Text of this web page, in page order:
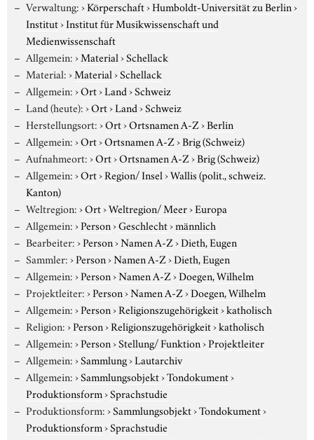
Verwaltung:›Körperschaft›Humboldt-Universität zu Berlin›
Institut›Institut für Musikwissenschaft und
Medienwissenschaft
Allgemein:›Material›Schellack
Material:›Material›Schellack
Allgemein:›Ort›Land›Schweiz
Land (heute):›Ort›Land›Schweiz
Herstellungsort:›Ort›Ortsnamen A-Z›Berlin
Allgemein:›Ort›Ortsnamen A-Z›Brig (Schweiz)
Aufnahmeort:›Ort›Ortsnamen A-Z›Brig (Schweiz)
Allgemein:›Ort›Region/ Insel›Wallis (polit., schweiz.
Kanton)
Weltregion:›Ort›Weltregion/ Meer›Europa
Allgemein:›Person›Geschlecht›männlich
Bearbeiter:›Person›Namen A-Z›Dieth, Eugen
Sammler:›Person›Namen A-Z›Dieth, Eugen
Allgemein:›Person›Namen A-Z›Doegen, Wilhelm
Projektleiter:›Person›Namen A-Z›Doegen, Wilhelm
Allgemein:›Person›Religionszugehörigkeit›katholisch
Religion:›Person›Religionszugehörigkeit›katholisch
Allgemein:›Person›Stellung/ Funktion›Projektleiter
Allgemein:›Sammlung›Lautarchiv
Allgemein:›Sammlungsobjekt›Tondokument›
Produktionsform›Sprachstudie
Produktionsform:›Sammlungsobjekt›Tondokument›
Produktionsform›Sprachstudie